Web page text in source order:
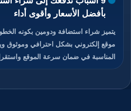
بأفضل الأسعار وأقوى أداء
يتميز شراء استضافة ودومين بكونه
موقع إلكتروني بشكل احترافي وموثوق
المناسبة في ضمان سرعة الموقع
الزوار دون انقطاع، كما يمنح الدومين